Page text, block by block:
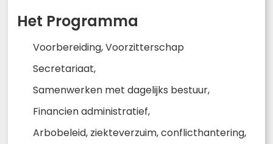
Het Programma
Voorbereiding, Voorzitterschap
Secretariaat,
Samenwerken met dagelijks bestuur,
Financien administratief,
Arbobeleid, ziekteverzuim, conflicthantering,